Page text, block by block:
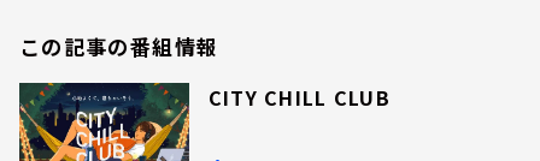
この記事の番組情報
CITY CHILL CLUB